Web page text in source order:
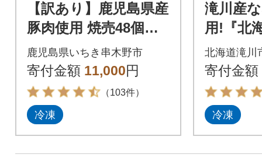
【訳あり】鹿児島県産
豚肉使用 焼売48個セ
ット(45g×48個 合計2k
g超え!)
鹿児島県いちき串木野市
寄付金額 11,000円
（103件）
冷凍
滝川産
用!『北
北海道滝川
寄付金額
冷凍